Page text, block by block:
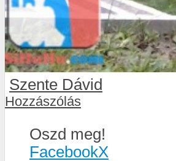
Szente Dávid
Hozzászólás
Oszd meg!
FacebookX